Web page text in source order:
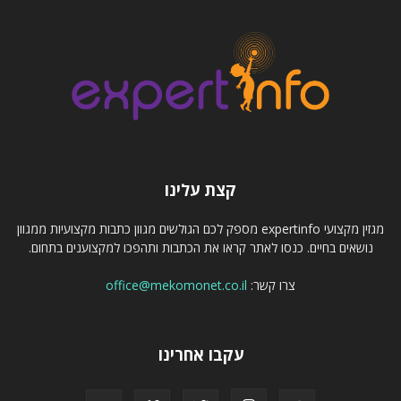
קצת עלינו
מגזין מקצועי expertinfo מספק לכם הגולשים מגוון כתבות מקצועיות ממגוון
נושאים בחיים. כנסו לאתר קראו את הכתבות ותהפכו למקצוענים בתחום.
צרו קשר: office@mekomonet.co.il
עקבו אחרינו